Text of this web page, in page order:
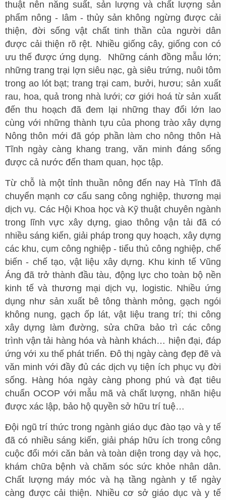
thuật nên năng suất, sản lượng và chất lượng sản
phẩm nông - lâm - thủy sản không ngừng được cải
thiện, đời sống vật chất tinh thần của người dân
được cải thiện rõ rệt. Nhiều giống cây, giống con có
ưu thế được ứng dụng. Những cánh đồng mẫu lớn;
những trang trại lợn siêu nạc, gà siêu trứng, nuôi tôm
trong ao lót bạt; trang trại cam, bưởi, hươu; sản xuất
rau, hoa, quả trong nhà lưới; cơ giới hoá từ sản xuất
đến thu hoạch đã đem lại những thay đổi lớn lao
cùng với những thành tựu của phong trào xây dựng
Nông thôn mới đã góp phần làm cho nông thôn Hà
Tĩnh ngày càng khang trang, văn minh đáng sống
được cả nước đến tham quan, học tập.
Từ chỗ là một tỉnh thuần nông đến nay Hà Tĩnh đã
chuyển mạnh cơ cấu sang công nghiệp, thương mại
dịch vụ. Các Hội Khoa học và Kỹ thuật chuyên ngành
trong lĩnh vực xây dựng, giao thông vận tải đã có
nhiều sáng kiến, giải pháp trong quy hoạch, xây dựng
các khu, cụm công nghiệp - tiểu thủ công nghiệp, chế
biến - chế tạo, vật liệu xây dựng. Khu kinh tế Vũng
Áng đã trở thành đầu tàu, động lực cho toàn bộ nền
kinh tế và thương mại dịch vụ, logistic. Nhiều ứng
dụng như sản xuất bê tông thành mỏng, gạch ngói
không nung, gạch ốp lát, vật liệu trang trí; thi công
xây dựng làm đường, sửa chữa bảo trì các công
trình vận tải hàng hóa và hành khách… hiện đại, đáp
ứng với xu thế phát triển. Đô thị ngày càng đẹp đẽ và
văn minh với đầy đủ các dịch vụ tiện ích phục vụ đời
sống. Hàng hóa ngày càng phong phú và đạt tiêu
chuẩn OCOP với mẫu mã và chất lượng, nhãn hiệu
được xác lập, bảo hộ quyền sở hữu trí tuệ…
Đội ngũ trí thức trong ngành giáo dục đào tạo và y tế
đã có nhiều sáng kiến, giải pháp hữu ích trong công
cuộc đổi mới căn bản và toàn diện trong dạy và học,
khám chữa bệnh và chăm sóc sức khỏe nhân dân.
Chất lượng máy móc và hạ tầng ngành y tế ngày
càng được cải thiện. Nhiều cơ sở giáo dục và y tế